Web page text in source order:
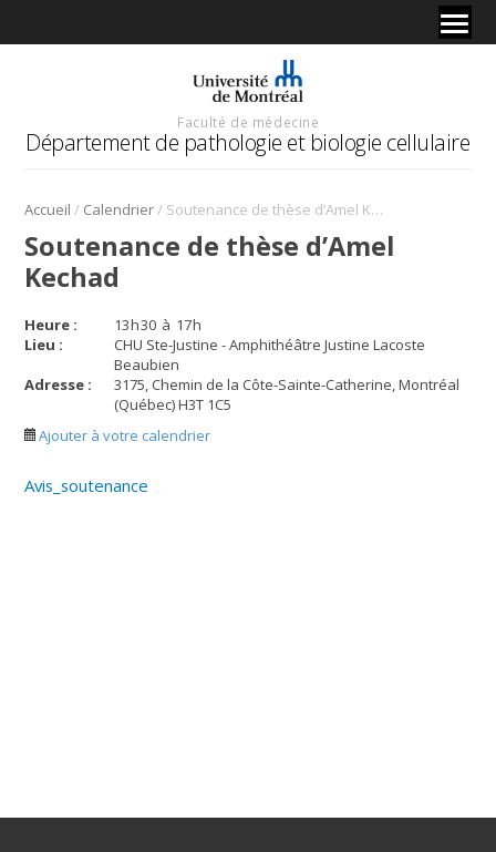
Faculté de médecine
Département de pathologie et biologie cellulaire
Accueil / Calendrier/ Soutenance de thèse d’Amel Kechad
Soutenance de thèse d’Amel
Kechad
Heure : 13h30 à 17h
Lieu :
CHU Ste-Justine - Amphithéâtre Justine Lacoste
Beaubien
Adresse :
3175, Chemin de la Côte-Sainte-Catherine, Montréal
(Québec) H3T 1C5
Ajouter à votre calendrier
Avis_soutenance